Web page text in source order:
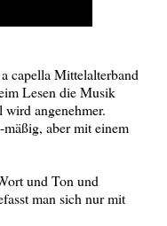
capella Mittelalterband
Lesen die Musik
wird angenehmer.
aber mit einem
und Ton und
man sich nur mit